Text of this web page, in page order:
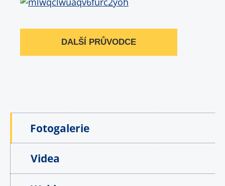
DALŠÍ PRŮVODCE
Fotogalerie
Videa